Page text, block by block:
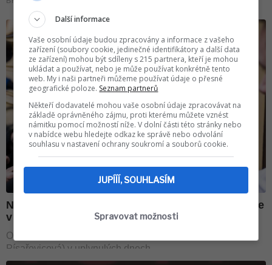
Další informace
Vaše osobní údaje budou zpracovány a informace z vašeho
zařízení (soubory cookie, jedinečné identifikátory a další data
ze zařízení) mohou být sdíleny s 215 partnera, kteří je mohou
ukládat a používat, nebo je může používat konkrétně tento
web. My i naši partneři můžeme používat údaje o přesné
geografické poloze. Seznam partnerů
Někteří dodavatelé mohou vaše osobní údaje zpracovávat na
základě oprávněného zájmu, proti kterému můžete vznést
námitku pomocí možností níže. V dolní části této stránky nebo
v nabídce webu hledejte odkaz ke správě nebo odvolání
souhlasu v nastavení ochrany soukromí a souborů cookie.
JUPÍÍÍ, SOUHLASÍM
Spravovat možnosti